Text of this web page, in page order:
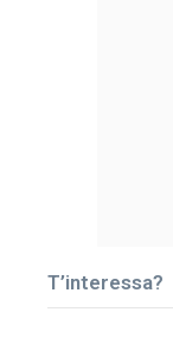
T’interessa?